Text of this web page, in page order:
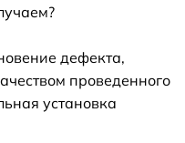
дефекта,
проведенного
установка